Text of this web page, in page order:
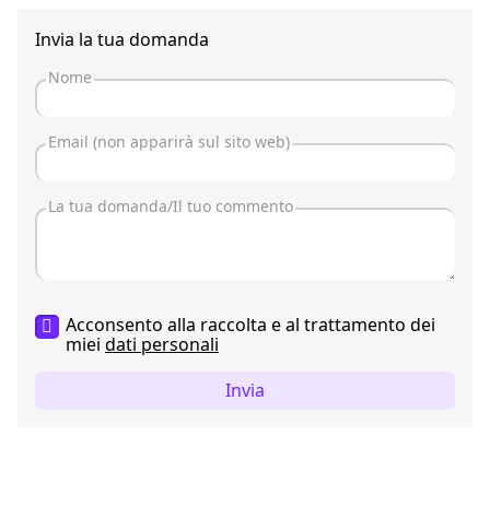
Invia la tua domanda
Acconsento alla raccolta e al trattamento dei
miei dati personali
Invia